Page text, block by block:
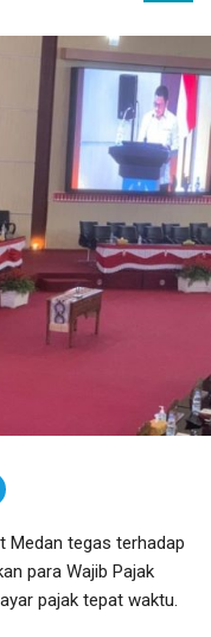
Medan tegas terhadap
para Wajib Pajak
pajak tepat waktu.